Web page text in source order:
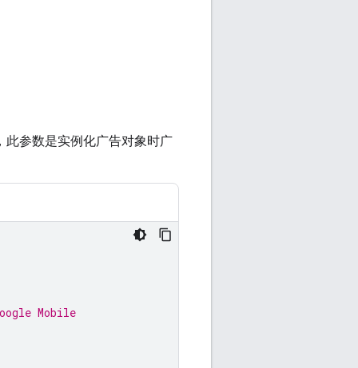
参数是实例化广告对象时广
Mobile